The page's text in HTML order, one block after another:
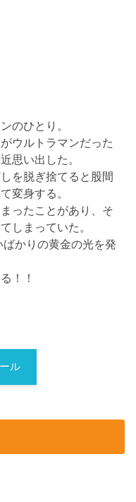
のひとり。
ウルトラマンだった
思い出した。
を脱ぎ捨てると股間
変身する。
ったことがあり、そ
しまっていた。
かりの黄金の光を発
！！
ル